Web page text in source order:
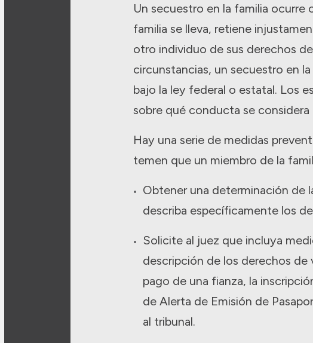
Un secuestro en la familia
familia se lleva, retiene
otro individuo de sus derechos
circunstancias, un secuestro en
bajo la ley federal o estatal. Los
sobre qué conducta se considera
Hay una serie de medidas
temen que un miembro de la
Obtener una determinación de
describa específicamente los
Solicite al juez que incluya
descripción de los derechos de
pago de una fianza, la
de Alerta de Emisión de
al tribunal.